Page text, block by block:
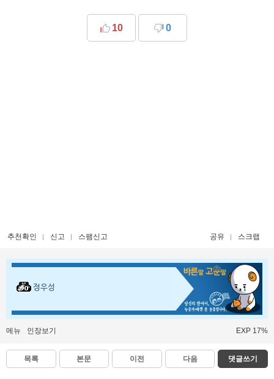
10 0
추천확인 신고 스팸신고 공유 스크랩
정우성
메뉴 인장보기 EXP 17%
목록 본문 이전 다음 댓글쓰기